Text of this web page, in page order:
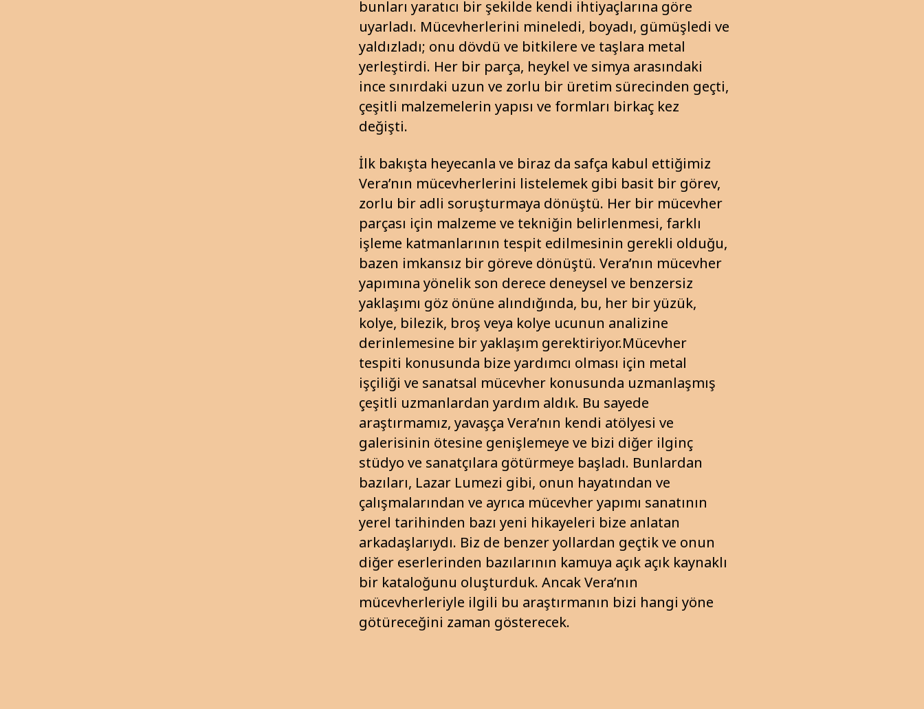
bunları yaratıcı bir şekilde kendi ihtiyaçlarına göre
uyarladı. Mücevherlerini mineledi, boyadı, gümüşledi ve
yaldızladı; onu dövdü ve bitkilere ve taşlara metal
yerleştirdi. Her bir parça, heykel ve simya arasındaki
ince sınırdaki uzun ve zorlu bir üretim sürecinden geçti,
çeşitli malzemelerin yapısı ve formları birkaç kez
değişti.
İlk bakışta heyecanla ve biraz da safça kabul ettiğimiz
Vera’nın mücevherlerini listelemek gibi basit bir görev,
zorlu bir adli soruşturmaya dönüştü. Her bir mücevher
parçası için malzeme ve tekniğin belirlenmesi, farklı
işleme katmanlarının tespit edilmesinin gerekli olduğu,
bazen imkansız bir göreve dönüştü. Vera’nın mücevher
yapımına yönelik son derece deneysel ve benzersiz
yaklaşımı göz önüne alındığında, bu, her bir yüzük,
kolye, bilezik, broş veya kolye ucunun analizine
derinlemesine bir yaklaşım gerektiriyor.Mücevher
tespiti konusunda bize yardımcı olması için metal
işçiliği ve sanatsal mücevher konusunda uzmanlaşmış
çeşitli uzmanlardan yardım aldık. Bu sayede
araştırmamız, yavaşça Vera’nın kendi atölyesi ve
galerisinin ötesine genişlemeye ve bizi diğer ilginç
stüdyo ve sanatçılara götürmeye başladı. Bunlardan
bazıları, Lazar Lumezi gibi, onun hayatından ve
çalışmalarından ve ayrıca mücevher yapımı sanatının
yerel tarihinden bazı yeni hikayeleri bize anlatan
arkadaşlarıydı. Biz de benzer yollardan geçtik ve onun
diğer eserlerinden bazılarının kamuya açık açık kaynaklı
bir kataloğunu oluşturduk. Ancak Vera’nın
mücevherleriyle ilgili bu araştırmanın bizi hangi yöne
götüreceğini zaman gösterecek.